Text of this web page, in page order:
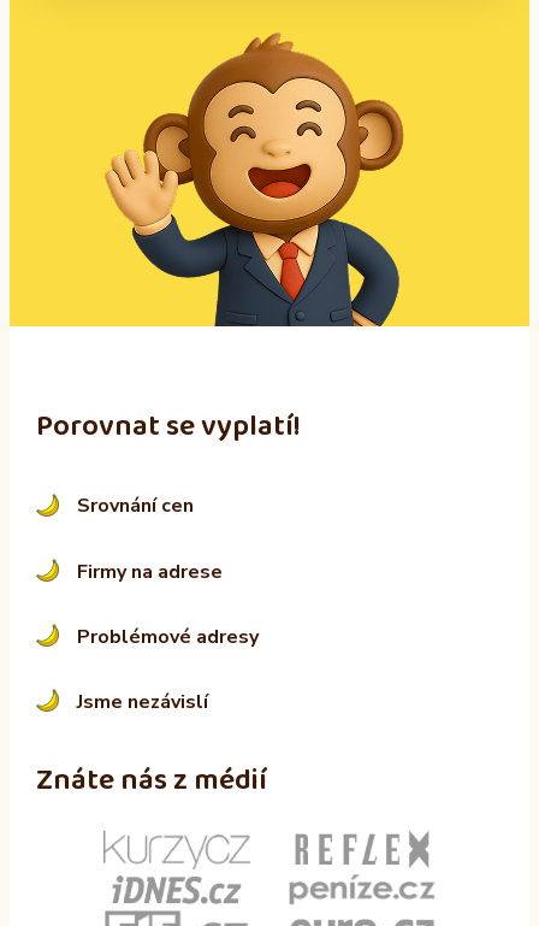
:
Porovnat se vyplatí!
Srovnání cen
Firmy na adrese
Problémové adresy
Jsme nezávislí
Znáte nás z médií